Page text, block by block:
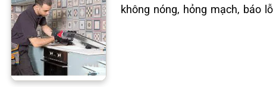
📞 09.663.898.33
không nóng, hỏng mạch, báo